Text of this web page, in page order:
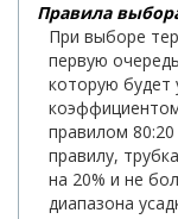
Правила
При выборе
первую
которую будет
правилом
правилу,
на 20% и не
диапазона